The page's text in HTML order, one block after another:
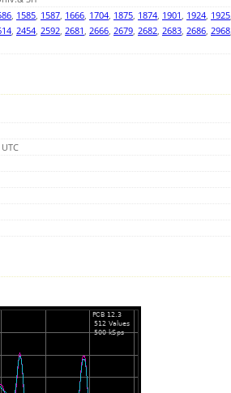
, 1585, 1587, 1666, 1704, 1875, 1874, 1901, 1924, 1925
, 2454, 2592, 2681, 2666, 2679, 2682, 2683, 2686, 2968